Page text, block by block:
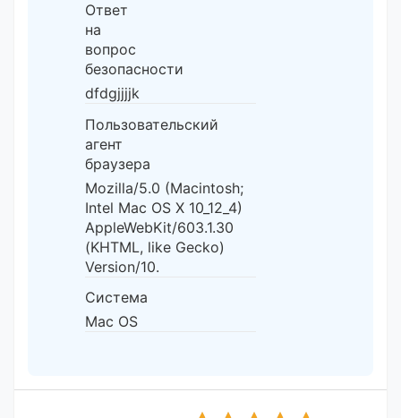
Ответ
на
вопрос
безопасности
dfdgjjjjk
Пользовательский
агент
браузера
Mozilla/5.0 (Macintosh;
Intel Mac OS X 10_12_4)
AppleWebKit/603.1.30
(KHTML, like Gecko)
Version/10.
Система
Mac OS